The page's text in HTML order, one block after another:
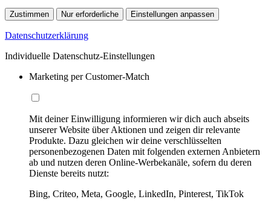
Zustimmen Nur erforderliche Einstellungen anpassen
Datenschutzerklärung
Individuelle Datenschutz-Einstellungen
Marketing per Customer-Match
Mit deiner Einwilligung informieren wir dich auch abseits
unserer Website über Aktionen und zeigen dir relevante
Produkte. Dazu gleichen wir deine verschlüsselten
personenbezogenen Daten mit folgenden externen Anbietern
ab und nutzen deren Online-Werbekanäle, sofern du deren
Dienste bereits nutzt:
Bing, Criteo, Meta, Google, LinkedIn, Pinterest, TikTok